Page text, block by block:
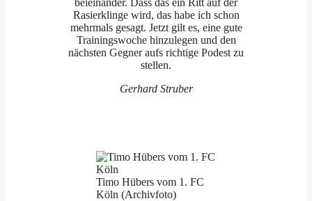
beieinander. Dass das ein Ritt auf der
Rasierklinge wird, das habe ich schon
mehrmals gesagt. Jetzt gilt es, eine gute
Trainingswoche hinzulegen und den
nächsten Gegner aufs richtige Podest zu
stellen.
Gerhard Struber
Timo Hübers vom 1. FC
Köln (Archivfoto)